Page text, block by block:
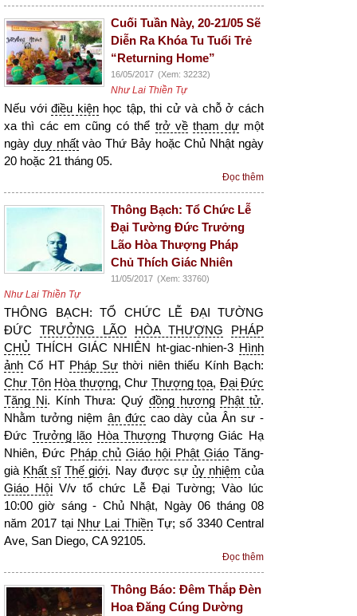
Cuối Tuần Này, 20-21/05 Sẽ
Diễn Ra Khóa Tu Tuổi Trẻ
“Returning Home”
16/05/2017 (Xem: 32232)
Như Lai Thiền Tự
Nếu vớiđiều kiệnhọc tập, thi cử và chỗ ở cách
xa thì các em cũng có thể trở về tham dựmột
ngày duy nhấtvào Thứ Bảy hoặc Chủ Nhật ngày
20 hoặc 21 tháng 05.
Đọc thêm
Thông Bạch: Tổ Chức Lễ
Đại Tường Đức Trưởng
Lão Hòa Thượng Pháp
Chủ Thích Giác Nhiên
11/05/2017 (Xem: 33760)
Như Lai Thiền Tự
THÔNG BẠCH: TỔ CHỨC LỄ ĐẠI TƯỜNG
ĐỨC TRƯỞNG LÃO HÒA THƯỢNG
PHÁP
CHỦ THÍCH GIÁC NHIÊN ht-giac-nhien-3 Hình
ảnh Cố HT Pháp Sưthời niên thiếu Kính Bạch:
Chư Tôn Hòa thượng, Chư Thượng tọa, Đại Đức
Tăng Ni. Kính Thưa: Quý đồng hương Phật tử.
Nhằm tưởng niệm ân đức cao dày của Ân sư -
Đức Trưởng lão Hòa Thượng Thượng Giác Hạ
Nhiên, Đức Pháp chủ Giáo hội Phật Giáo Tăng-
già Khất sĩ Thế giới. Nay được sự ủy nhiệm của
Giáo Hội V/v tổ chức Lễ Đại Tường; Vào lúc
10:00 giờ sáng - Chủ Nhật, Ngày 06 tháng 08
năm 2017 tại Như Lai ThiềnTự; số 3340 Central
Ave, San Diego, CA 92105.
Đọc thêm
Thông Báo: Đêm Thắp Đèn
Hoa Đăng Cúng Dường